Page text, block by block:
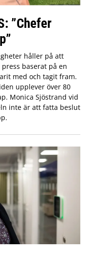
”Chefer
håller på att
baserat på en
med och tagit fram.
upplever över 80
Monica Sjöstrand vid
inte är att fatta beslut